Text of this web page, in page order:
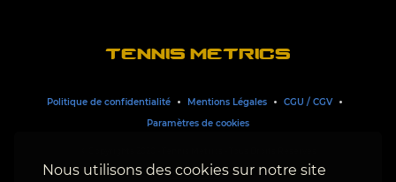
Nous utilisons des cookies sur notre site
TENNIS METRICS
Politique de confidentialité Mentions Légales
CGU / CGV
Paramètres de cookies